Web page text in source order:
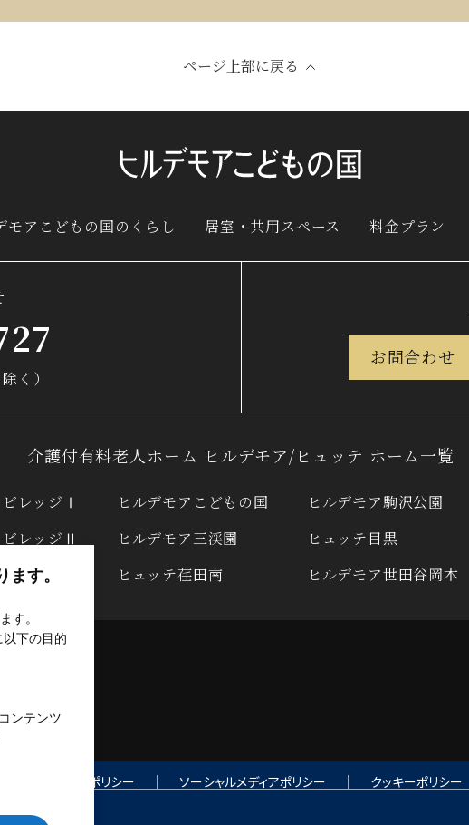
す。
す。
下の目的
ンテンツ
ページ上部に戻る
モア こどもの国のくらし 居室・共用スペース 料金プラン
く）
お問合わせ
介護付有料老人ホーム ヒルデモア/ヒュッテ ホーム一覧
レッジⅠ
レッジⅡ
レッジⅢ
ヒルデモアこどもの国
ヒルデモア三渓園
ヒュッテ荏田南
ヒルデモア駒沢公園
ヒュッテ目黒
ヒルデモア世田谷岡本
プライバシーポリシー ソーシャルメディアポリシー クッキーポリシー